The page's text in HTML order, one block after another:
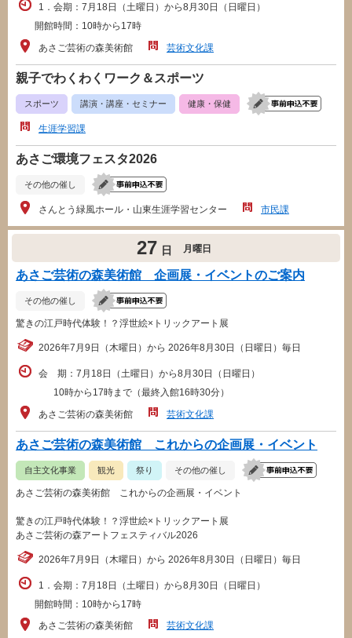
1．会期：7月18日（土曜日）から8月30日（日曜日）
開館時間：10時から17時
あさご芸術の森美術館
芸術文化課
親子でわくわくワーク＆スポーツ
スポーツ 講演・講座・セミナー 健康・保健
生涯学習課
あさご環境フェスタ2026
その他の催し
さんとう緑風ホール・山東生涯学習センター 市民課
27 日 月曜日
あさご芸術の森美術館 企画展・イベントのご案内
その他の催し
驚きの江戸時代体験！？浮世絵×トリックアート展
2026年7月9日（木曜日）から 2026年8月30日（日曜日）毎日
会 期：7月18日（土曜日）から8月30日（日曜日）
10時から17時まで（最終入館16時30分）
あさご芸術の森美術館
芸術文化課
あさご芸術の森美術館 これからの企画展・イベント
自主文化事業 観光 祭り その他の催し
あさご芸術の森美術館 これからの企画展・イベント
驚きの江戸時代体験！？浮世絵×トリックアート展
あさご芸術の森アートフェスティバル2026
2026年7月9日（木曜日）から 2026年8月30日（日曜日）毎日
1．会期：7月18日（土曜日）から8月30日（日曜日）
開館時間：10時から17時
あさご芸術の森美術館
芸術文化課